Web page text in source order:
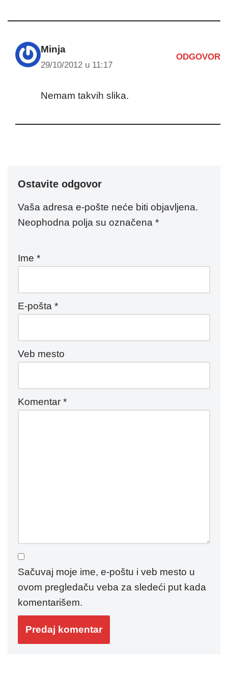
Minja
29/10/2012 u 11:17
ODGOVOR
Nemam takvih slika.
Ostavite odgovor
Vaša adresa e-pošte neće biti objavljena.
Neophodna polja su označena *
Ime *
E-pošta *
Veb mesto
Komentar *
Sačuvaj moje ime, e-poštu i veb mesto u
ovom pregledaču veba za sledeći put kada
komentarišem.